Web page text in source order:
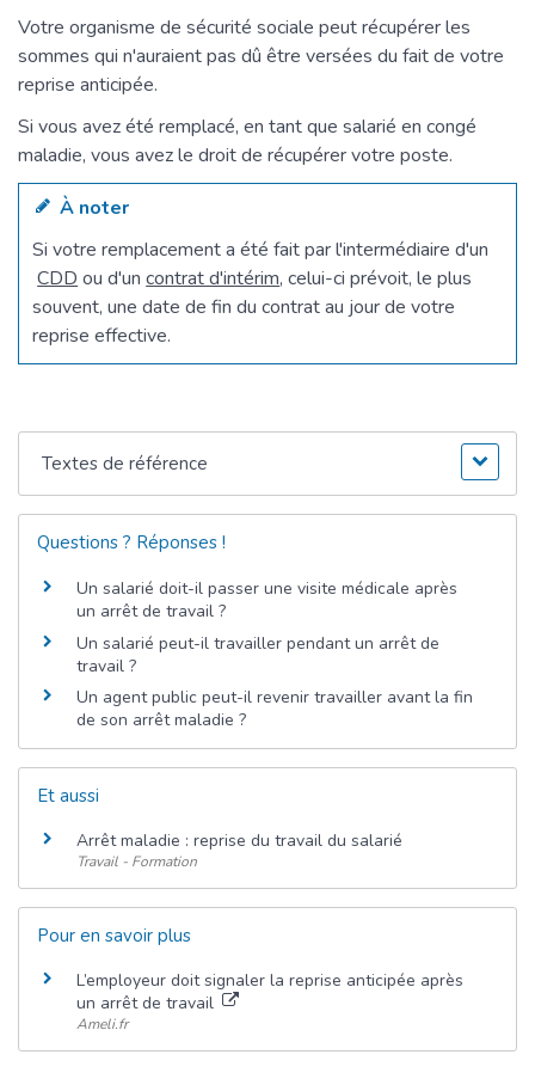
Votre organisme de sécurité sociale peut récupérer les
sommes qui n'auraient pas dû être versées du fait de votre
reprise anticipée.
Si vous avez été remplacé, en tant que salarié en congé
maladie, vous avez le droit de récupérer votre poste.
À noter
Si votre remplacement a été fait par l'intermédiaire d'un
CDD ou d'uncontrat d'intérim, celui-ci prévoit, le plus
souvent, une date de fin du contrat au jour de votre
reprise effective.
Textes de référence
Questions ? Réponses !
Un salarié doit-il passer une visite médicale après
un arrêt de travail ?
Un salarié peut-il travailler pendant un arrêt de
travail ?
Un agent public peut-il revenir travailler avant la fin
de son arrêt maladie ?
Et aussi
Arrêt maladie : reprise du travail du salarié
Travail - Formation
Pour en savoir plus
L’employeur doit signaler la reprise anticipée après
un arrêt de travail
Ameli.fr